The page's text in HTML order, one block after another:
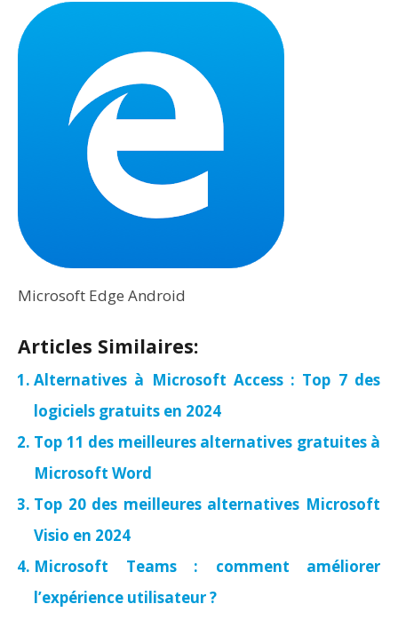
Microsoft Edge Android
Articles Similaires:
Alternatives à Microsoft Access : Top 7 des
logiciels gratuits en 2024
Top 11 des meilleures alternatives gratuites à
Microsoft Word
Top 20 des meilleures alternatives Microsoft
Visio en 2024
Microsoft Teams : comment améliorer
l’expérience utilisateur ?